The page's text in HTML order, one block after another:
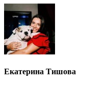
Екатерина Тишова